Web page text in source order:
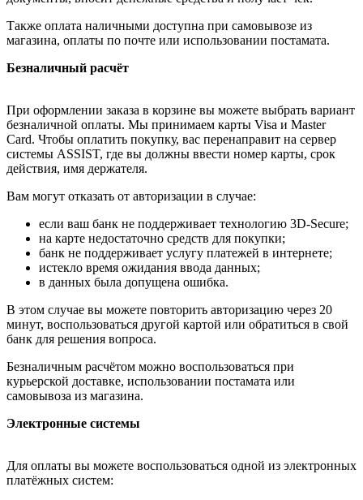
Также оплата наличными доступна при самовывозе из
магазина, оплаты по почте или использовании постамата.
Безналичный расчёт
При оформлении заказа в корзине вы можете выбрать вариант
безналичной оплаты. Мы принимаем карты Visa и Master
Card. Чтобы оплатить покупку, вас перенаправит на сервер
системы ASSIST, где вы должны ввести номер карты, срок
действия, имя держателя.
Вам могут отказать от авторизации в случае:
если ваш банк не поддерживает технологию 3D-Secure;
на карте недостаточно средств для покупки;
банк не поддерживает услугу платежей в интернете;
истекло время ожидания ввода данных;
в данных была допущена ошибка.
В этом случае вы можете повторить авторизацию через 20
минут, воспользоваться другой картой или обратиться в свой
банк для решения вопроса.
Безналичным расчётом можно воспользоваться при
курьерской доставке, использовании постамата или
самовывоза из магазина.
Электронные системы
Для оплаты вы можете воспользоваться одной из электронных
платёжных систем: